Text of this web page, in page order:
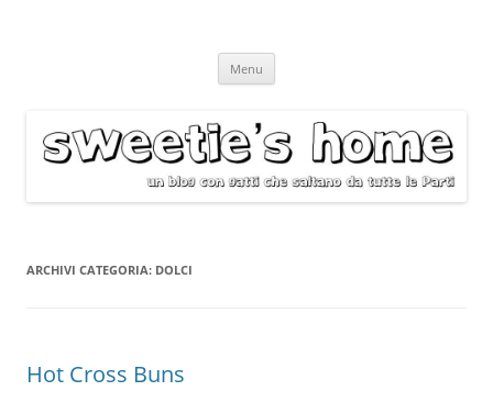
Menu
ARCHIVI CATEGORIA: DOLCI
Hot Cross Buns